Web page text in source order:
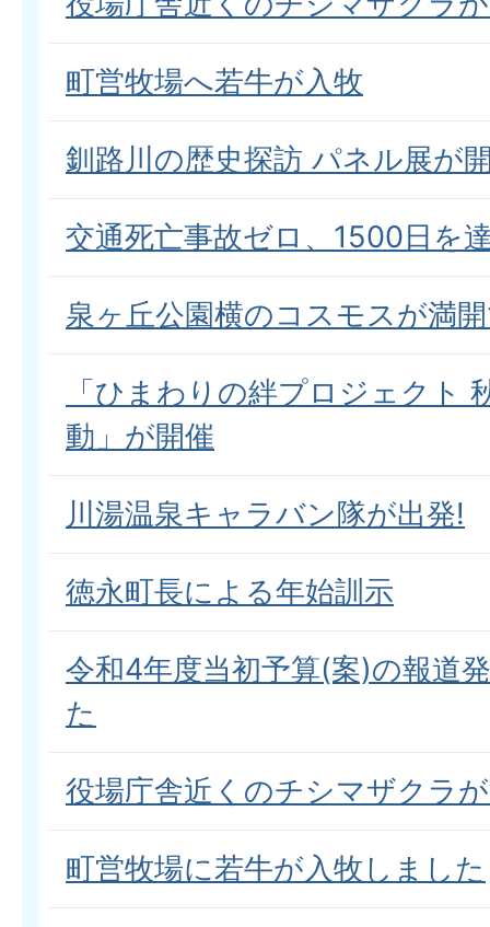
町営牧場へ若牛が入牧
釧路川の歴史探訪 パネル展が
交通死亡事故ゼロ、1500日を
泉ヶ丘公園横のコスモスが満
「ひまわりの絆プロジェクト
動」が開催
川湯温泉キャラバン隊が出発!
徳永町長による年始訓示
令和4年度当初予算(案)の報道
た
役場庁舎近くのチシマザクラ
町営牧場に若牛が入牧しました